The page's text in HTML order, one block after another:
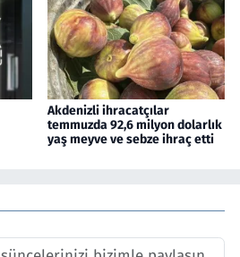
Akdenizli ihracatçılar
temmuzda 92,6 milyon dolarlık
yaş meyve ve sebze ihraç etti